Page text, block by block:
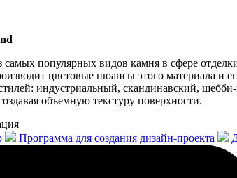
самых популярных видов камня в сфере
цветовые нюансы этого материала и
индустриальный, скандинавский,
объемную текстуру поверхности.
Программа для создания дизайн-проекта